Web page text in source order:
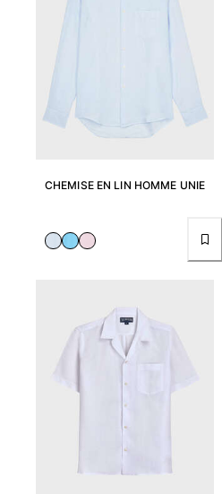
CHEMISE EN LIN HOMME UNIE